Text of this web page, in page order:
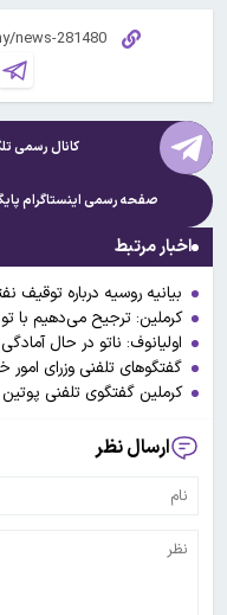
کانال رسمی
صفحه رسمی اینستاگرام
اخبار مرتبط
بیانیه روسیه درباره توقیف
کرملین: ترجیح می‌دهیم با
اولیانوف: ناتو در حال
گفتگوهای تلفنی وزرای امور
کرملین گفتگوی تلفنی
ارسال نظر